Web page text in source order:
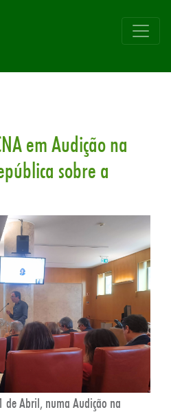
em Audição na
sobre a
de Abril, numa Audição na